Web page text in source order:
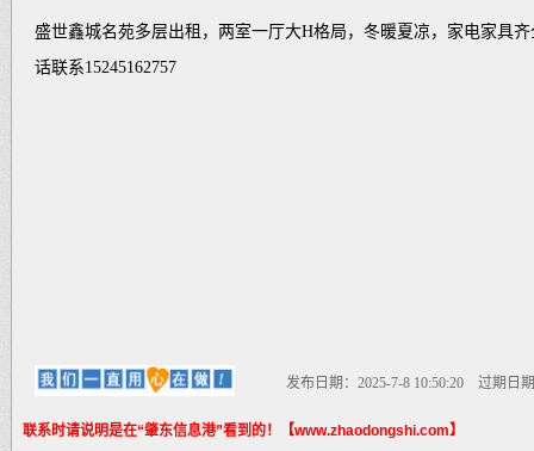
盛世鑫城名苑多层出租，两室一厅大H格局，冬暖夏凉，家电家具
话联系15245162757
发布日期：2025-7-8 10:50:20 过期日期
联系时请说明是在“肇东信息港”看到的！【www.zhaodongshi.com】